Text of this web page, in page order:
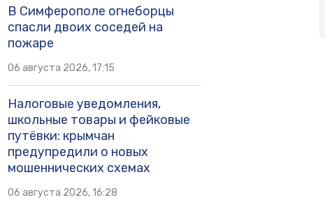
В Симферополе огнеборцы
спасли двоих соседей на
пожаре
06 августа 2026, 17:15
Налоговые уведомления,
школьные товары и фейковые
путёвки: крымчан
предупредили о новых
мошеннических схемах
06 августа 2026, 16:28